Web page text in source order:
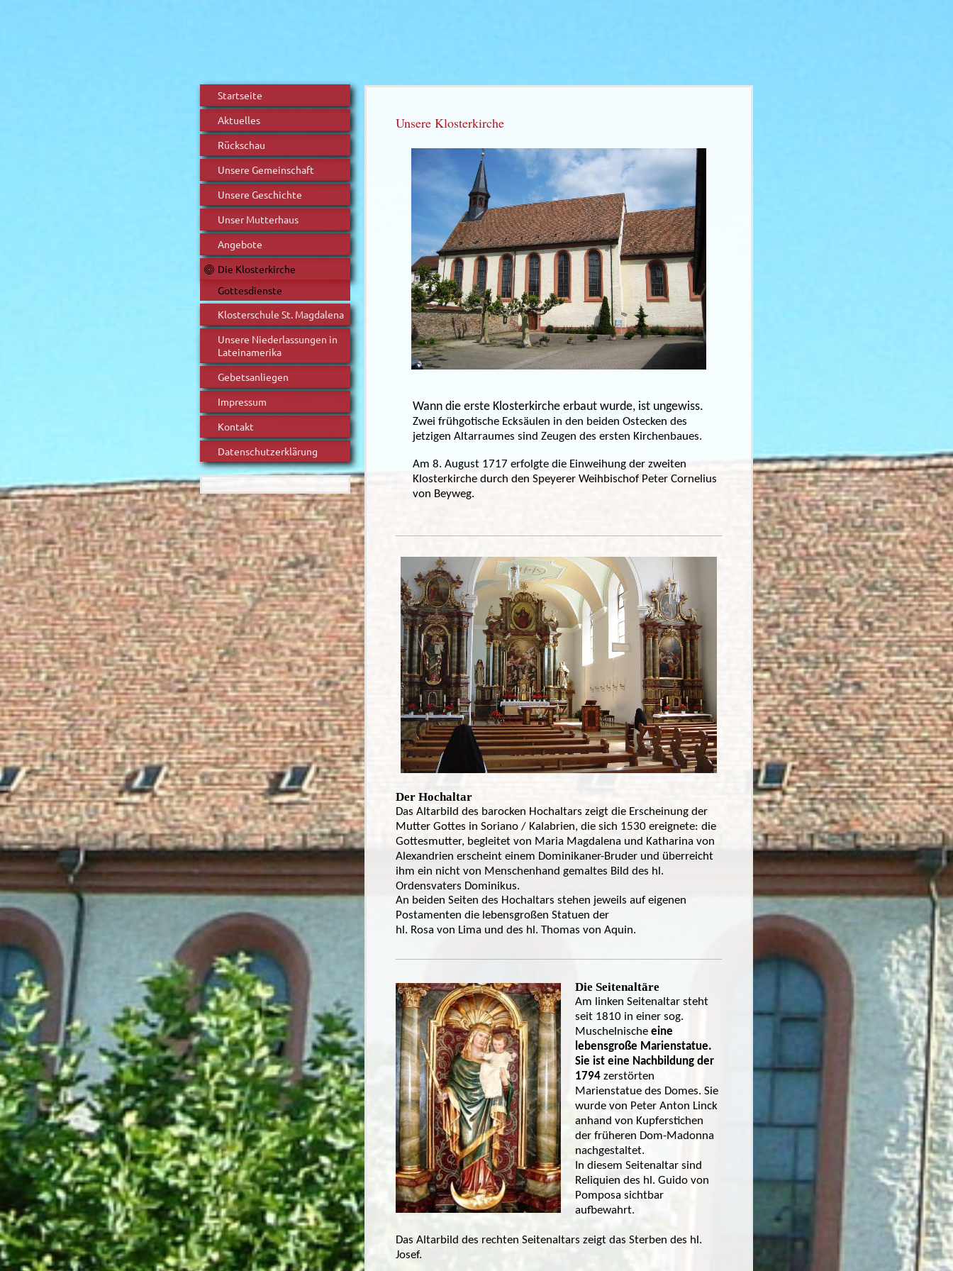
Startseite
Aktuelles
Rückschau
Unsere Gemeinschaft
Unsere Geschichte
Unser Mutterhaus
Angebote
Die Klosterkirche
Gottesdienste
Klosterschule St. Magdalena
Unsere Niederlassungen in
Lateinamerika
Gebetsanliegen
Impressum
Kontakt
Datenschutzerklärung
Unsere Klosterkirche
Wann die erste Klosterkirche erbaut wurde, ist ungewiss.
Zwei frühgotische Ecksäulen in den beiden Ostecken des
jetzigen Altarraumes sind Zeugen des ersten Kirchenbaues.
Am 8. August 1717 erfolgte die Einweihung der zweiten
Klosterkirche durch den Speyerer Weihbischof Peter Cornelius
von Beyweg.
Der Hochaltar
Das Altarbild des barocken Hochaltars zeigt die Erscheinung der
Mutter Gottes in Soriano / Kalabrien, die sich 1530 ereignete: die
Gottesmutter, begleitet von Maria Magdalena und Katharina von
Alexandrien erscheint einem Dominikaner-Bruder und überreicht
ihm ein nicht von Menschenhand gemaltes Bild des hl.
Ordensvaters Dominikus.
An beiden Seiten des Hochaltars stehen jeweils auf eigenen
Postamenten die lebensgroßen Statuen der
hl. Rosa von Lima und des hl. Thomas von Aquin.
Die Seitenaltäre
Am linken Seitenaltar steht
seit 1810 in einer sog.
Muschelnischeeine
lebensgroße Marienstatue.
Sie ist eine Nachbildung der
1794 zerstörten
Marienstatue des Domes. Sie
wurde von Peter Anton Linck
anhand von Kupferstichen
der früheren Dom-Madonna
nachgestaltet.
In diesem Seitenaltar sind
Reliquien des hl. Guido von
Pomposa sichtbar
aufbewahrt.
Das Altarbild des rechten Seitenaltars zeigt das Sterben des hl.
Josef.